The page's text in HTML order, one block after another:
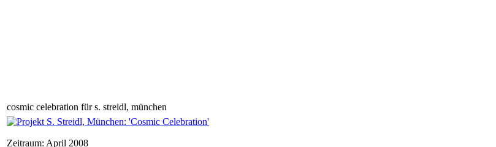
cosmic celebration für s. streidl, münchen
Zeitraum: April 2008